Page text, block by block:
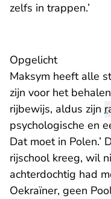
zelfs in trappen.’
Opgelicht
Maksym heeft alle
zijn voor het
rijbewijs, aldus zijn
psychologische en
Dat moet in Polen.’
rijschool kreeg, wil
achterdochtig had
Oekraïner, geen